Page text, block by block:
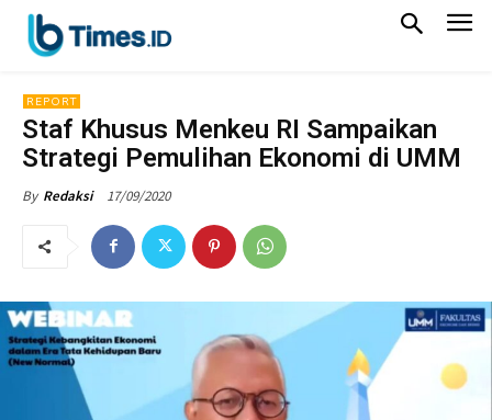
REPORT
Staf Khusus Menkeu RI Sampaikan
Strategi Pemulihan Ekonomi di UMM
By Redaksi 17/09/2020